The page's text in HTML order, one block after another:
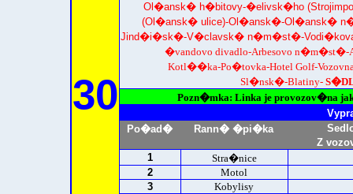
30
Ol�ansk� h�bitovy-�elivsk�ho
(Ol�ansk� ulice)-Ol�ansk�-Ol�ansk�
Jind�i�sk�-V�clavsk� n�m�st�-
�vandovo divadlo-Arbesovo n�m�st�-
Kotl��ka-Po�tovka-Hotel Golf-
Sl�nsk�-Blatiny-
Pozn�mka: Linka je provozov�na
Po�ad�
Rann� �pi�ka
Z
1
Stra�nice
2
Motol
3
Kobylisy